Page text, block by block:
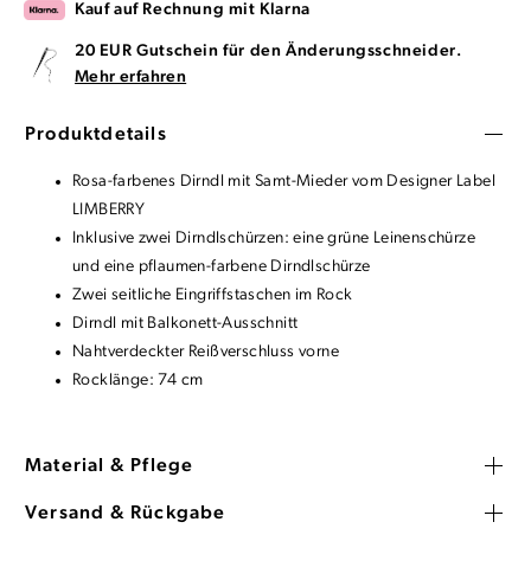
Kauf auf Rechnung mit Klarna
20 EUR Gutschein für den Änderungsschneider.
Mehr erfahren
Produktdetails
Rosa-farbenes Dirndl mit Samt-Mieder vom Designer Label
LIMBERRY
Inklusive zwei Dirndlschürzen: eine grüne Leinenschürze
und eine pflaumen-farbene Dirndlschürze
Zwei seitliche Eingriffstaschen im Rock
Dirndl mit Balkonett-Ausschnitt
Nahtverdeckter Reißverschluss vorne
Rocklänge: 74 cm
Material & Pflege
Versand & Rückgabe